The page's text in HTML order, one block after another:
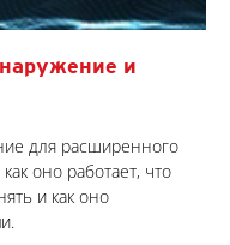
и
для расширенного
оно работает, что
и как оно